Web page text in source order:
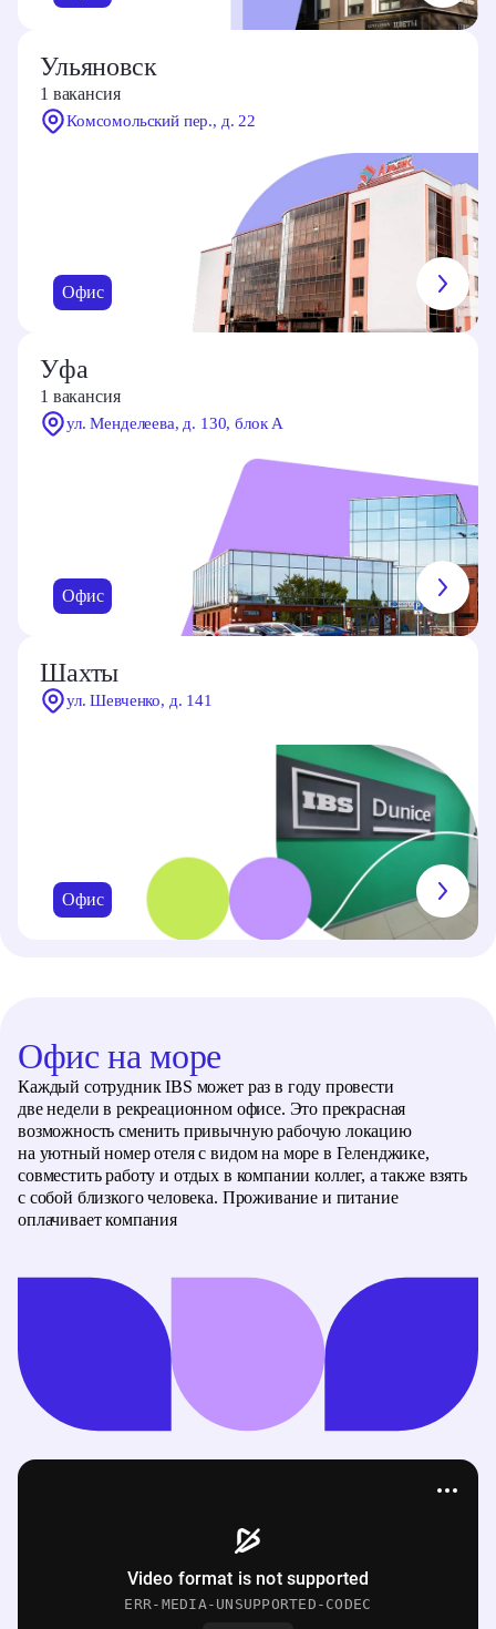
Ульяновск
1 вакансия
Комсомольский пер., д. 22
Офис
Уфа
1 вакансия
ул. Менделеева, д. 130, блок А
Офис
Шахты
ул. Шевченко, д. 141
Офис
Офис на море
Каждый сотрудник IBS может раз в году провести
две недели в рекреационном офисе. Это прекрасная
возможность сменить привычную рабочую локацию
на уютный номер отеля с видом на море в Геленджике,
совместить работу и отдых в компании коллег, а также взять
с собой близкого человека. Проживание и питание
оплачивает компания